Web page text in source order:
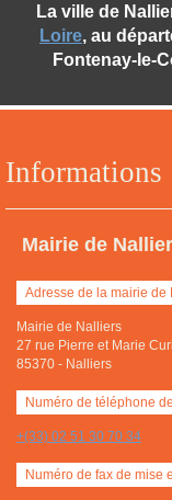
Informations
Mairie de
Adresse de la mairie de
Mairie de Nalliers
27 rue Pierre et Marie
85370 - Nalliers
Numéro de téléphone
+(33) 02 51 30 70 34
Numéro de fax de mise
La ville de
Loire, au
Fontenay-le-